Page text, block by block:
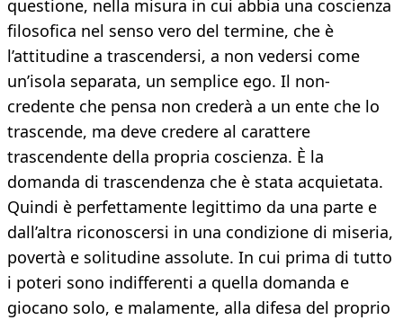
questione, nella misura in cui abbia una coscienza
filosofica nel senso vero del termine, che è
l’attitudine a trascendersi, a non vedersi come
un’isola separata, un semplice ego. Il non-
credente che pensa non crederà a un ente che lo
trascende, ma deve credere al carattere
trascendente della propria coscienza. È la
domanda di trascendenza che è stata acquietata.
Quindi è perfettamente legittimo da una parte e
dall’altra riconoscersi in una condizione di miseria,
povertà e solitudine assolute. In cui prima di tutto
i poteri sono indifferenti a quella domanda e
giocano solo, e malamente, alla difesa del proprio